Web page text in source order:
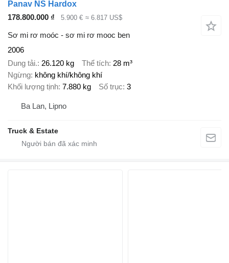
Panav NS Hardox
178.800.000 ₫
5.900 € ≈ 6.817 US$
Sơ mi rơ moóc - sơ mi rơ mooc ben
2006
Dung tải. 26.120 kg Thể tích 28 m³
Ngừng không khí/không khí
Khối lượng tịnh 7.880 kg Số trục 3
Ba Lan, Lipno
Truck & Estate